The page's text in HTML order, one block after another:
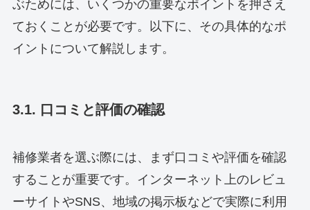
ぶためには、いくつかの重要なポイントを押さえ
ておくことが必要です。以下に、その具体的なポ
イントについて解説します。
3.1. 口コミと評価の確認
補修業者を選ぶ際には、まず口コミや評価を確認
することが重要です。インターネット上のレビュ
ーサイトやSNS、地域の掲示板などで実際に利用